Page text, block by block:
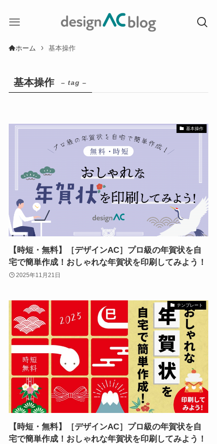
ホーム 基本操作
基本操作 – tag –
基本操作
【時短・無料】［デザインAC］プロ級の年賀状を自
宅で簡単作成！おしゃれな年賀状を印刷してみよう！
2025年11月21日
テンプレート
【時短・無料】［デザインAC］プロ級の年賀状を自
宅で簡単作成！おしゃれな年賀状を印刷してみよう！